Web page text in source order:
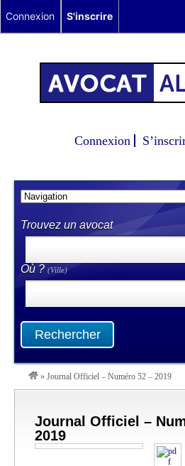
Connexion
Trouvez un avocat
Où ? (Ville)
Rechercher
» Journal Officiel – Numéro 52 – 2019
Journal Officiel –
2019
Connexion S'inscrire